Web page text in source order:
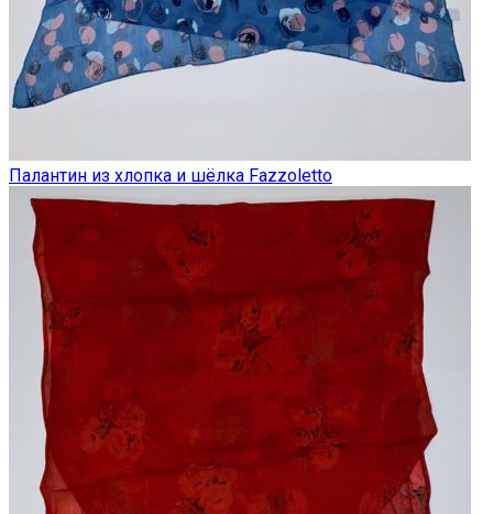
Палантин из хлопка и шёлка Fazzoletto